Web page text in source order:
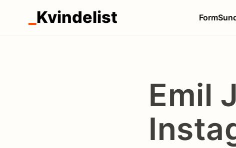
Kvindelist Form
Emil